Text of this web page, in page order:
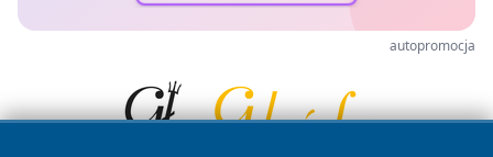
autopromocja